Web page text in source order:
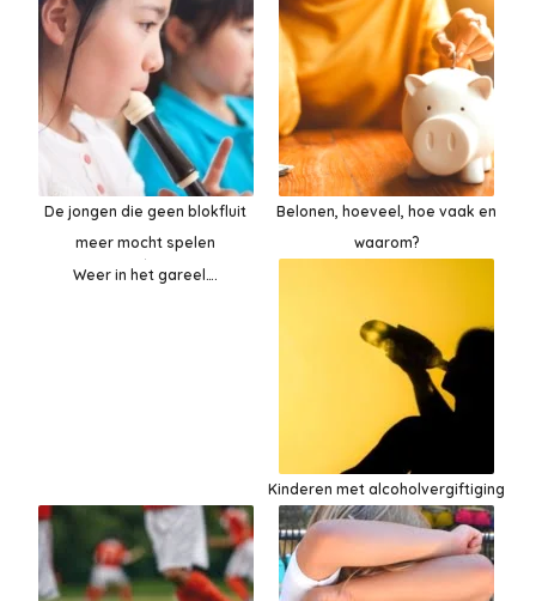
De jongen die geen blokfluit
meer mocht spelen
Belonen, hoeveel, hoe vaak en
waarom?
Weer in het gareel….
Kinderen met alcoholvergiftiging